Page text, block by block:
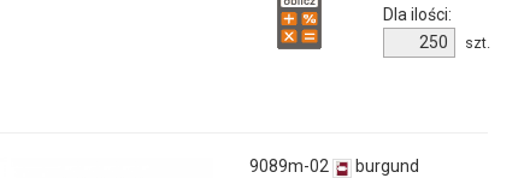
Dla ilości:
produktu
szt.
9089m-02 burgund